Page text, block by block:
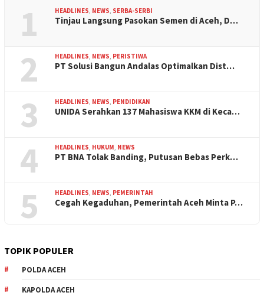
1 HEADLINES, NEWS, SERBA-SERBI
Tinjau Langsung Pasokan Semen di Aceh, D…
2 HEADLINES, NEWS, PERISTIWA
PT Solusi Bangun Andalas Optimalkan Dist…
3 HEADLINES, NEWS, PENDIDIKAN
UNIDA Serahkan 137 Mahasiswa KKM di Keca…
4 HEADLINES, HUKUM, NEWS
PT BNA Tolak Banding, Putusan Bebas Perk…
5 HEADLINES, NEWS, PEMERINTAH
Cegah Kegaduhan, Pemerintah Aceh Minta P…
TOPIK POPULER
POLDA ACEH
KAPOLDA ACEH